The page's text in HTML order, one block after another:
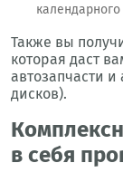
Также вы
которая даст
автозапчасти
дисков).
в себя